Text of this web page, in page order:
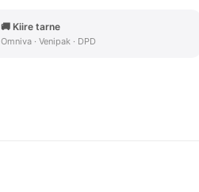
🚚 Kiire tarne
Omniva · Venipak · DPD